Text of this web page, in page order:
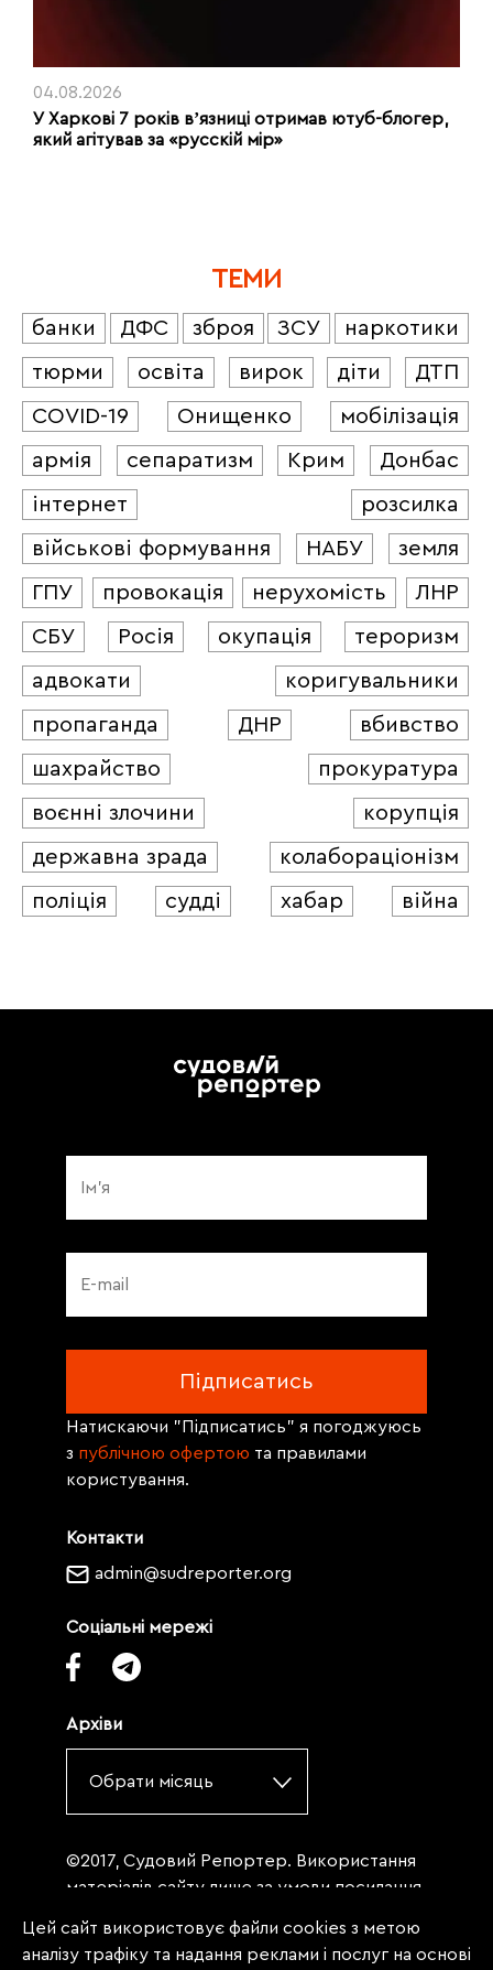
04.08.2026
У Харкові 7 років вʼязниці отримав ютуб-блогер,
який агітував за «русскій мір»
ТЕМИ
банки ДФС зброя ЗСУ
наркотики
тюрми
освіта вирок діти
ДТП
COVID-19
Онищенко
мобілізація
армія
сепаратизм Крим
Донбас
інтернет
розсилка
військові формування
НАБУ
земля
ГПУ
провокація нерухомість
ЛНР
СБУ
Росія окупація
тероризм
адвокати
коригувальники
пропаганда
ДНР
вбивство
шахрайство
прокуратура
воєнні злочини
корупція
державна зрада
колабораціонізм
поліція
судді хабар війна
Контакти
admin@sudreporter.org
Соціальні мережі
Архіви
Обрати місяць
Натискаючи "Підписатись" я погоджуюсь
з публічною офертою та правилами
користування.
©2017, Судовий Репортер. Використання
матеріалів сайту лише за умови посилання
«Судовий репортер» не нижче третього
абзацу. Матеріали, щодо яких міститься
Цей сайт використовує файли cookies з метою
аналізу трафіку та надання реклами і послуг на основі